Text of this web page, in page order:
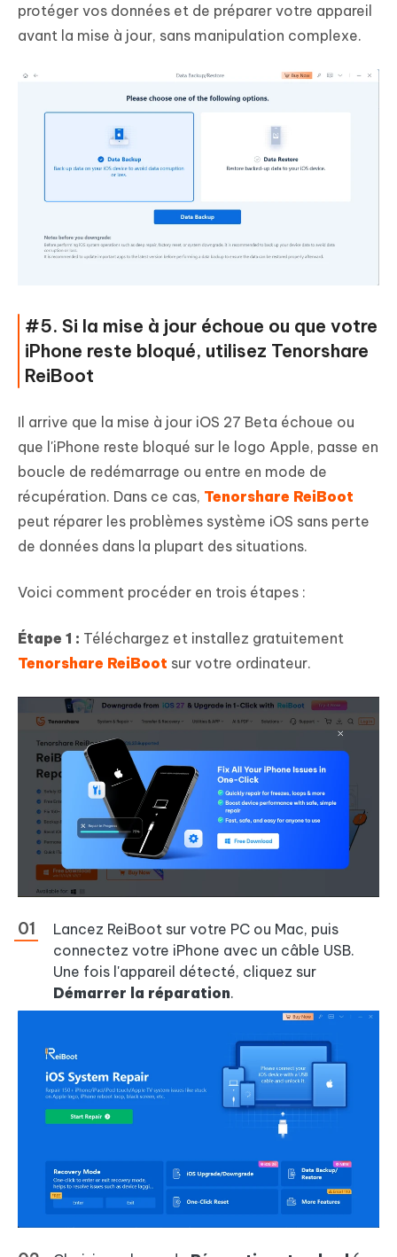
protéger vos données et de préparer votre appareil
avant la mise à jour, sans manipulation complexe.
#5. Si la mise à jour échoue ou que votre
iPhone reste bloqué, utilisez Tenorshare
ReiBoot
Il arrive que la mise à jour iOS 27 Beta échoue ou
que l'iPhone reste bloqué sur le logo Apple, passe en
boucle de redémarrage ou entre en mode de
récupération. Dans ce cas, Tenorshare ReiBoot
peut réparer les problèmes système iOS sans perte
de données dans la plupart des situations.
Voici comment procéder en trois étapes :
Étape 1 : Téléchargez et installez gratuitement
Tenorshare ReiBoot sur votre ordinateur.
Lancez ReiBoot sur votre PC ou Mac, puis
connectez votre iPhone avec un câble USB.
Une fois l'appareil détecté, cliquez sur
Démarrer la réparation.